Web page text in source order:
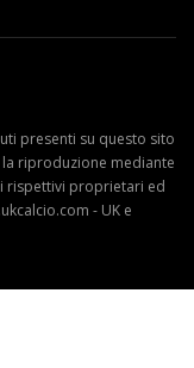
presenti su questo sito
riproduzione mediante
rispettivi proprietari ed
- UK e